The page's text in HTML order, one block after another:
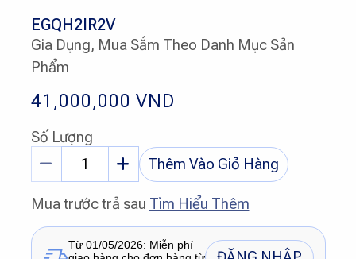
EGQH2IR2V
Gia Dụng, Mua Sắm Theo Danh Mục Sản
Phẩm
41,000,000 VND
Số Lượng
Thêm Vào Giỏ Hàng
Mua trước trả sau Tìm Hiểu Thêm
Từ 01/05/2026: Miễn phí